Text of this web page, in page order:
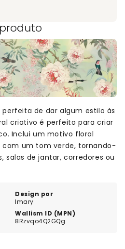
Design por
Imary
Wallism ID (MPN)
8Rzvqo4Q2GQg
de dar algum estilo às
criativo é perfeito para criar
Inclui um motivo floral
um tom verde, tornando-
salas de jantar, corredores ou